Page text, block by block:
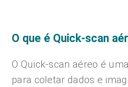
O que é Quick-scan
O Quick-scan aéreo é
para coletar dados e